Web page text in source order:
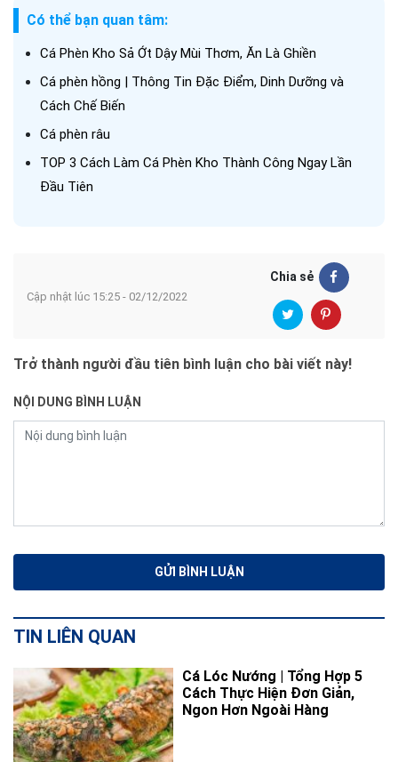
Có thể bạn quan tâm:
Cá Phèn Kho Sả Ớt Dậy Mùi Thơm, Ăn Là Ghiền
Cá phèn hồng | Thông Tin Đặc Điểm, Dinh Dưỡng và
Cách Chế Biến
Cá phèn râu
TOP 3 Cách Làm Cá Phèn Kho Thành Công Ngay Lần
Đầu Tiên
Cập nhật lúc 15:25 - 02/12/2022
Chia sẻ
Trở thành người đầu tiên bình luận cho bài viết này!
NỘI DUNG BÌNH LUẬN
TIN LIÊN QUAN
Cá Lóc Nướng | Tổng Hợp 5
Cách Thực Hiện Đơn Giản,
Ngon Hơn Ngoài Hàng